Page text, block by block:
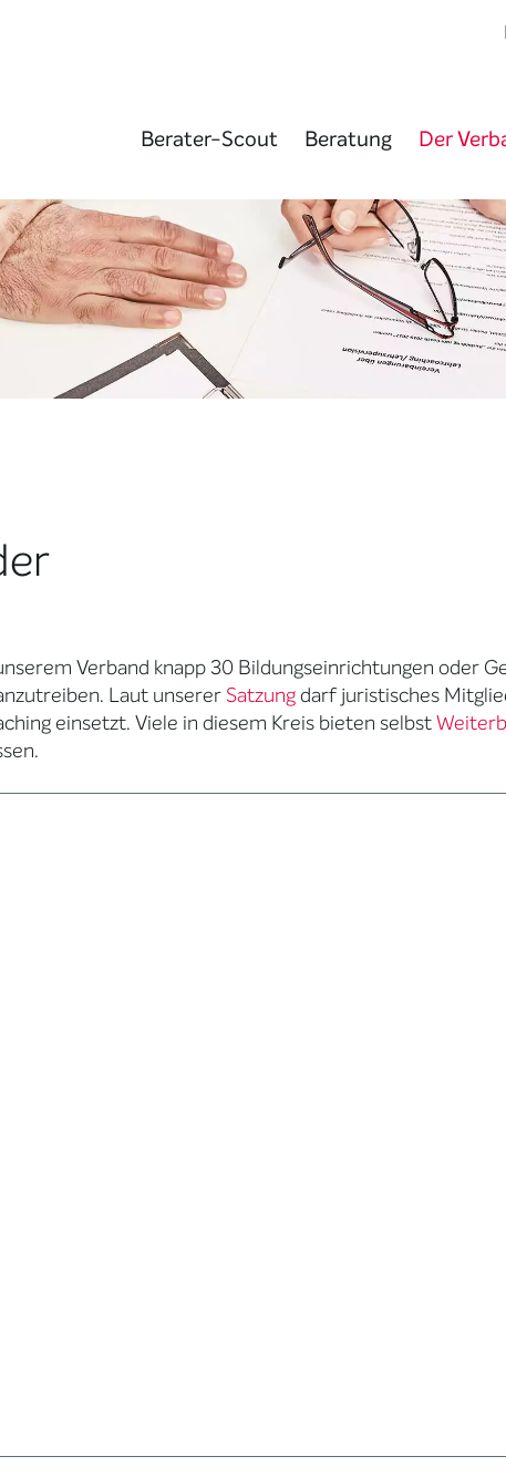
Berater-Scout Beratung Der
Verband knapp 30 Bildungseinrichtungen oder
Laut unsererSatzungdarf juristisches
einsetzt. Viele in diesem Kreis bieten selbst